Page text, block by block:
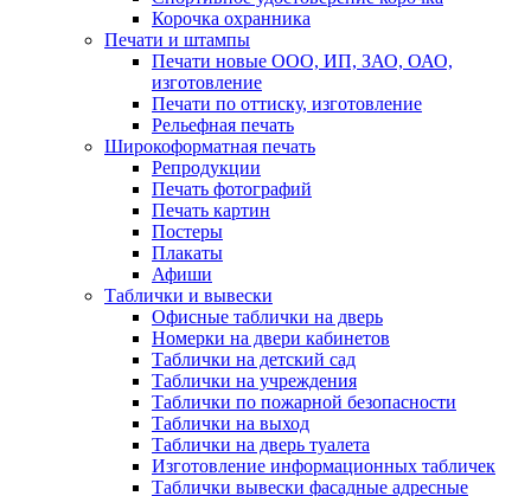
Корочка охранника
Печати и штампы
Печати новые ООО, ИП, ЗАО, ОАО,
изготовление
Печати по оттиску, изготовление
Рельефная печать
Широкоформатная печать
Репродукции
Печать фотографий
Печать картин
Постеры
Плакаты
Афиши
Таблички и вывески
Офисные таблички на дверь
Номерки на двери кабинетов
Таблички на детский сад
Таблички на учреждения
Таблички по пожарной безопасности
Таблички на выход
Таблички на дверь туалета
Изготовление информационных табличек
Таблички вывески фасадные адресные